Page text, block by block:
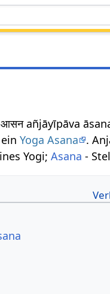
आसन añjāyīpāva
einYoga Asana .
Yogi;Asana -